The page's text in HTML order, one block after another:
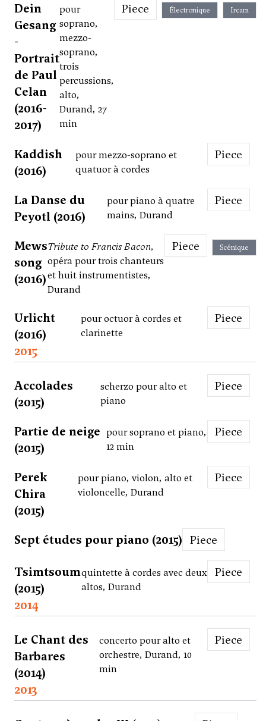
Dein
Gesang
-
Portrait
de Paul
Celan
(2016-
2017)
pour
soprano,
mezzo-
soprano,
trois
percussions,
alto,
Durand, 27
min
Piece Électronique Ircam
Kaddish
(2016)
pour mezzo-soprano et
quatuor à cordes
Piece
La Danse du
Peyotl (2016)
pour piano à quatre
mains, Durand
Piece
Mews
song
(2016)
Tribute to Francis Bacon,
opéra pour trois chanteurs
et huit instrumentistes,
Durand
Piece Scénique
Urlicht
(2016)
pour octuor à cordes et
clarinette
Piece
2015
Accolades
(2015)
scherzo pour alto et
piano
Piece
Partie de neige
(2015)
pour soprano et piano,
12 min
Piece
Perek
Chira
(2015)
pour piano, violon, alto et
violoncelle, Durand
Piece
Sept études pour piano (2015) Piece
Tsimtsoum
(2015)
quintette à cordes avec deux
altos, Durand
Piece
2014
Le Chant des
Barbares
(2014)
concerto pour alto et
orchestre, Durand, 10
min
Piece
2013